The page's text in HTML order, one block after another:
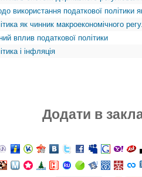
використання податкової політики
як чинник макроекономічного
вплив податкової політики
і інфляція
Додати в